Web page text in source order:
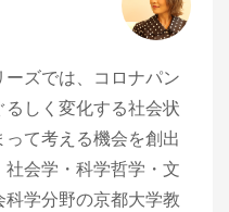
ズでは、コロナパン
しく変化する社会状
て考える機会を創出
会学・科学哲学・文
学分野の京都大学教